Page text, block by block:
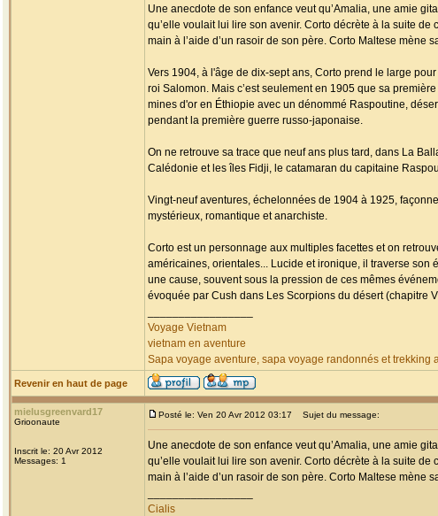
Une anecdote de son enfance veut qu’Amalia, une amie
qu’elle voulait lui lire son avenir. Corto décrète à la suite
main à l’aide d’un rasoir de son père. Corto Maltese mène
Vers 1904, à l'âge de dix-sept ans, Corto prend le large
roi Salomon. Mais c’est seulement en 1905 que sa
mines d'or en Éthiopie avec un dénommé Raspoutine,
pendant la première guerre russo-japonaise.
On ne retrouve sa trace que neuf ans plus tard, dans La
Calédonie et les îles Fidji, le catamaran du capitaine
Vingt-neuf aventures, échelonnées de 1904 à 1925,
mystérieux, romantique et anarchiste.
Corto est un personnage aux multiples facettes et on
américaines, orientales... Lucide et ironique, il traverse
une cause, souvent sous la pression de ces mêmes
évoquée par Cush dans Les Scorpions du désert (chapitre
Voyage Vietnam
vietnam en aventure
Sapa voyage aventure, sapa voyage randonnés et trekking
Revenir en haut de page
mielusgreenvard17
Grioonaute
Inscrit le: 20 Avr 2012
Messages: 1
Posté le: Ven 20 Avr 2012 03:17 Sujet du message:
Une anecdote de son enfance veut qu’Amalia, une amie
qu’elle voulait lui lire son avenir. Corto décrète à la suite
main à l’aide d’un rasoir de son père. Corto Maltese mène
Cialis